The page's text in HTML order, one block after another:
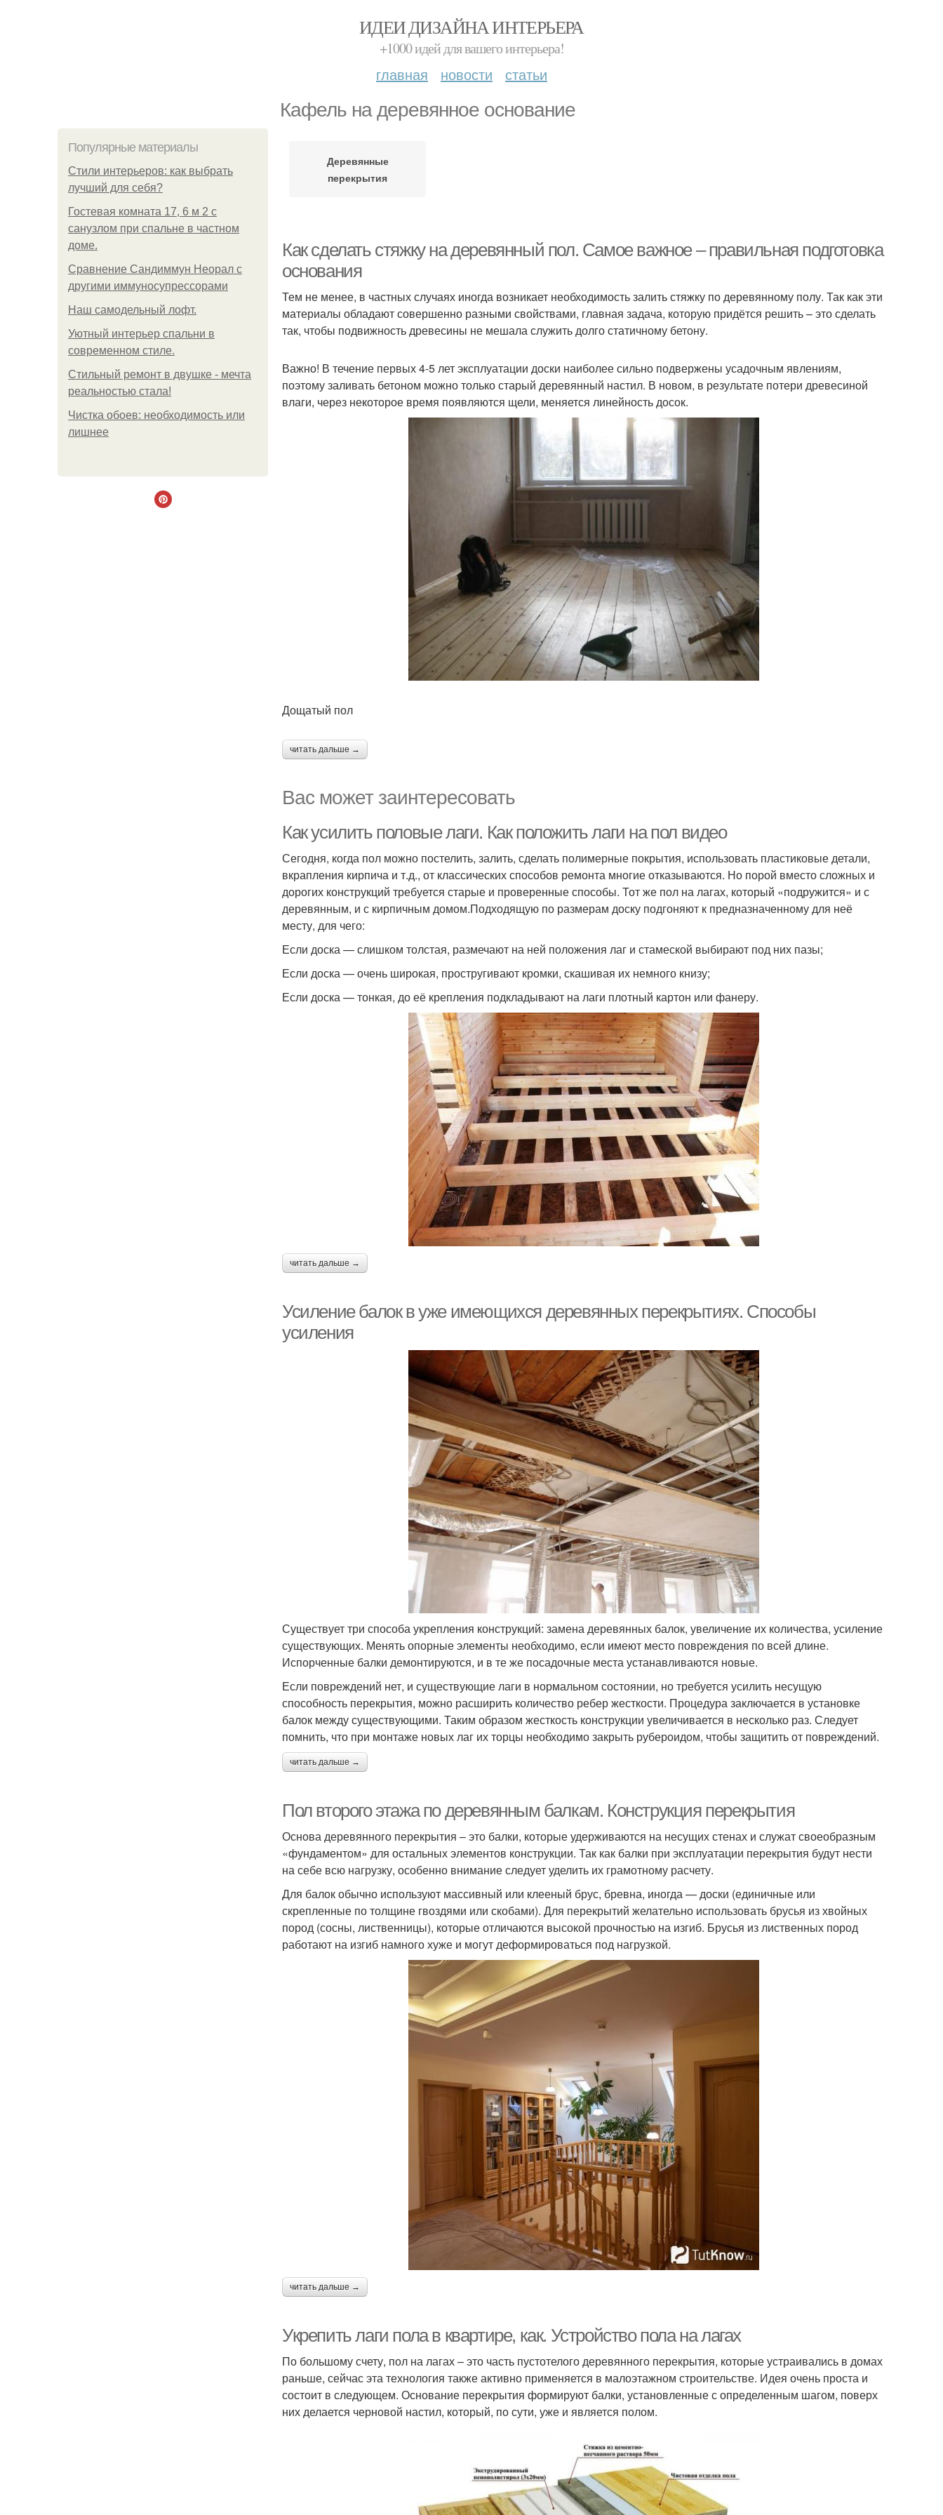
ИДЕИ ДИЗАЙНА ИНТЕРЬЕРА
+1000 идей для вашего интерьера!
главная новости статьи
Кафель на деревянное основание
Популярные материалы
Стили интерьеров: как выбрать
лучший для себя?
Гостевая комната 17, 6 м 2 с
санузлом при спальне в частном
доме.
Сравнение Сандиммун Неорал с
другими иммуносупрессорами
Наш самодельный лофт.
Уютный интерьер спальни в
современном стиле.
Стильный ремонт в двушке - мечта
реальностью стала!
Чистка обоев: необходимость или
лишнее
Деревянные
перекрытия
Как сделать стяжку на деревянный пол. Самое важное – правильная подготовка
основания
Тем не менее, в частных случаях иногда возникает необходимость залить стяжку по деревянному полу. Так как эти
материалы обладают совершенно разными свойствами, главная задача, которую придётся решить – это сделать
так, чтобы подвижность древесины не мешала служить долго статичному бетону.
Важно! В течение первых 4-5 лет эксплуатации доски наиболее сильно подвержены усадочным явлениям,
поэтому заливать бетоном можно только старый деревянный настил. В новом, в результате потери древесиной
влаги, через некоторое время появляются щели, меняется линейность досок.
Дощатый пол
читать дальше →
Вас может заинтересовать
Как усилить половые лаги. Как положить лаги на пол видео
Сегодня, когда пол можно постелить, залить, сделать полимерные покрытия, использовать пластиковые детали,
вкрапления кирпича и т.д., от классических способов ремонта многие отказываются. Но порой вместо сложных и
дорогих конструкций требуется старые и проверенные способы. Тот же пол на лагах, который «подружится» и с
деревянным, и с кирпичным домом.Подходящую по размерам доску подгоняют к предназначенному для неё
месту, для чего:
Если доска — слишком толстая, размечают на ней положения лаг и стамеской выбирают под них пазы;
Если доска — очень широкая, простругивают кромки, скашивая их немного книзу;
Если доска — тонкая, до её крепления подкладывают на лаги плотный картон или фанеру.
читать дальше →
Усиление балок в уже имеющихся деревянных перекрытиях. Способы
усиления
Существует три способа укрепления конструкций: замена деревянных балок, увеличение их количества, усиление
существующих. Менять опорные элементы необходимо, если имеют место повреждения по всей длине.
Испорченные балки демонтируются, и в те же посадочные места устанавливаются новые.
Если повреждений нет, и существующие лаги в нормальном состоянии, но требуется усилить несущую
способность перекрытия, можно расширить количество ребер жесткости. Процедура заключается в установке
балок между существующими. Таким образом жесткость конструкции увеличивается в несколько раз. Следует
помнить, что при монтаже новых лаг их торцы необходимо закрыть рубероидом, чтобы защитить от повреждений.
читать дальше →
Пол второго этажа по деревянным балкам. Конструкция перекрытия
Основа деревянного перекрытия – это балки, которые удерживаются на несущих стенах и служат своеобразным
«фундаментом» для остальных элементов конструкции. Так как балки при эксплуатации перекрытия будут нести
на себе всю нагрузку, особенно внимание следует уделить их грамотному расчету.
Для балок обычно используют массивный или клееный брус, бревна, иногда — доски (единичные или
скрепленные по толщине гвоздями или скобами). Для перекрытий желательно использовать брусья из хвойных
пород (сосны, лиственницы), которые отличаются высокой прочностью на изгиб. Брусья из лиственных пород
работают на изгиб намного хуже и могут деформироваться под нагрузкой.
читать дальше →
Укрепить лаги пола в квартире, как. Устройство пола на лагах
По большому счету, пол на лагах – это часть пустотелого деревянного перекрытия, которые устраивались в домах
раньше, сейчас эта технология также активно применяется в малоэтажном строительстве. Идея очень проста и
состоит в следующем. Основание перекрытия формируют балки, установленные с определенным шагом, поверх
них делается черновой настил, который, по сути, уже и является полом.